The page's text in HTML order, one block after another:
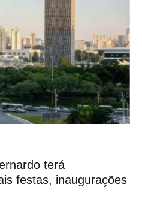
terá
festas, inaugurações